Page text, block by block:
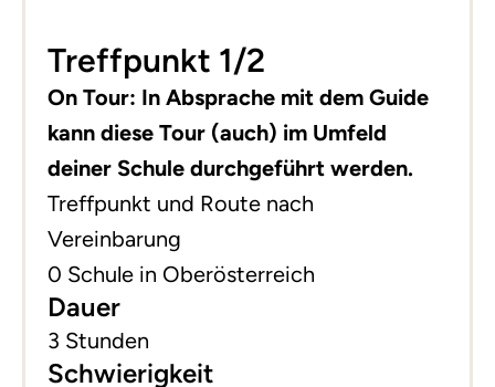
Treffpunkt 1/2
On Tour: In Absprache mit dem Guide
kann diese Tour (auch) im Umfeld
deiner Schule durchgeführt werden.
Treffpunkt und Route nach
Vereinbarung
0 Schule in Oberösterreich
Dauer
3 Stunden
Schwierigkeit